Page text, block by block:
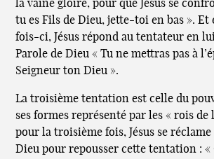
la vaine gloire, pour que Jésus se
tu es Fils de Dieu, jette-toi en bas ». Et
fois-ci, Jésus répond au tentateur en
Parole de Dieu « Tu ne mettras pas à
Seigneur ton Dieu ».
La troisième tentation est celle du
ses formes représenté par les « rois de
pour la troisième fois, Jésus se réclame
Dieu pour repousser cette tentation : «